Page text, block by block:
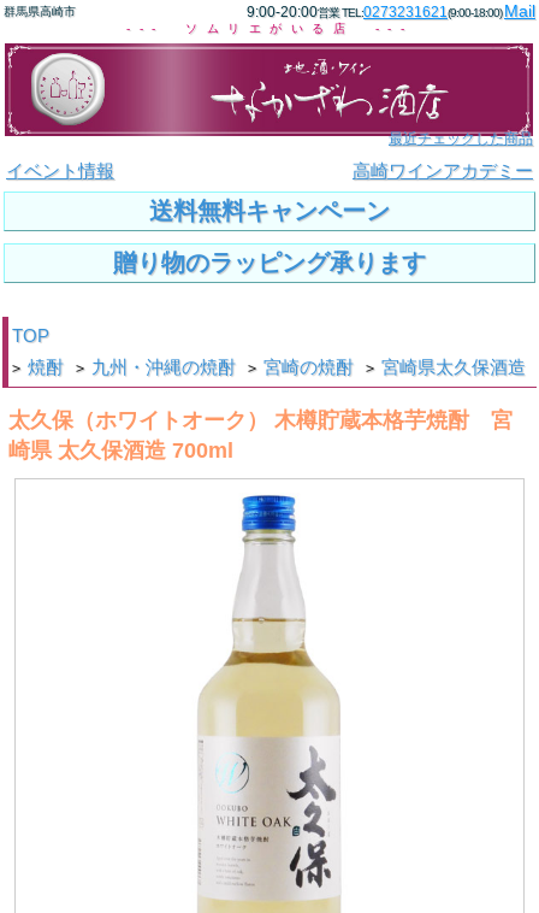
群馬県高崎市 9:00-20:00営業 TEL:0273231621(9:00-18:00)Mail
--- ソムリエがいる店 ---
最近チェックした商品
イベント情報 高崎ワインアカデミー
送料無料キャンペーン
贈り物のラッピング承ります
TOP
> 焼酎 > 九州・沖縄の焼酎 > 宮崎の焼酎 > 宮崎県太久保酒造
太久保（ホワイトオーク） 木樽貯蔵本格芋焼酎 宮
崎県 太久保酒造 700ml